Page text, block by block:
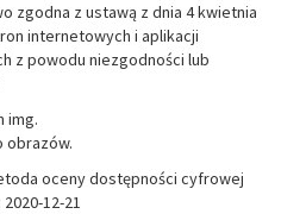
zgodna z ustawą z dnia 4 kwietnia
internetowych i aplikacji
z powodu niezgodności lub
img.
obrazów.
oceny dostępności cyfrowej
12-21